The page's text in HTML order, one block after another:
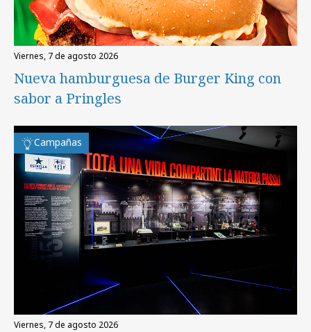
viernes, 7 de agosto 2026
Nueva hamburguesa de Burger King con
sabor a Pringles
Campañas
viernes, 7 de agosto 2026